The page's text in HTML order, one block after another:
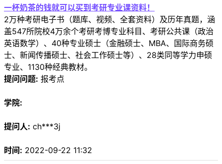
一杯奶茶的钱就可以买到考研专业课资料！
2万种考研电子书（题库、视频、全套资料）及历年真题，涵
盖547所院校4万余个考研考博专业科目、考研公共课（政治
英语数学）、40种专业硕士（金融硕士、MBA、国际商务硕
士、新闻传播硕士、社会工作硕士等）、28类同等学力申硕
专业、1130种经典教材。
提问问题: 报考点
学院:
提问人: ch***3j
时间: 2022-09-22 11:32